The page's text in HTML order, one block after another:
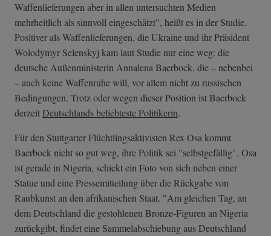
Waffenlieferungen aber in allen untersuchten Medien
mehrheitlich als sinnvoll eingeschätzt", heißt es in der Studie.
Positiver als Waffenlieferungen, die Ukraine und ihr Präsident
Wolodymyr Selenskyj kam laut Studie nur eine weg: die
deutsche Außenministerin Annalena Baerbock, die – nebenbei
– auch keine Waffenruhe will, vor allem nicht zu russischen
Bedingungen. Trotz oder wegen dieser Position ist Baerbock
derzeitDeutschlands beliebteste Politikerin.
Für den Stuttgarter Flüchtlingsaktivisten Rex Osa kommt
Baerbock nicht so gut weg, ihre Politik sei "selbstgefällig". Osa
ist gerade in Nigeria, schickt ein Foto von sich neben einer
Statue und eine Pressemitteilung über die Rückgabe von
Raubkunst an den afrikanischen Staat. "Am gleichen Tag, an
dem Deutschland die gestohlenen Bronze-Figuren an Nigeria
zurückgibt, findet eine Sammelabschiebung aus Deutschland